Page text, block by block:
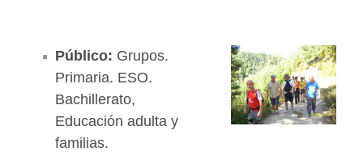
Público: Grupos.
Primaria. ESO.
Bachillerato,
Educación adulta y
familias.